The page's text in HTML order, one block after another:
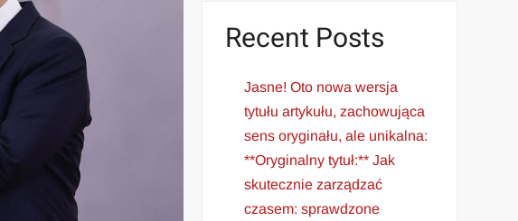
Recent Posts
Jasne! Oto nowa wersja
tytułu artykułu, zachowująca
sens oryginału, ale unikalna:
**Oryginalny tytuł:** Jak
skutecznie zarządzać
czasem: sprawdzone